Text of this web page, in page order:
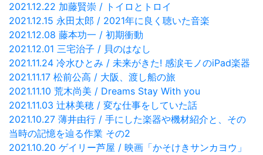
2021.12.22 加藤賢崇 / トイロとトロイ
2021.12.15 永田太郎 / 2021年に良く聴いた音楽
2021.12.08 藤本功一 / 初期衝動
2021.12.01 三宅治子 / 貝のはなし
2021.11.24 冷水ひとみ / 未来がきた! 感涙モノのiPad楽器
2021.11.17 松前公高 / 大阪、渡し船の旅
2021.11.10 荒木尚美 / Dreams Stay With you
2021.11.03 辻林美穂 / 変な仕事をしていた話
2021.10.27 薄井由行 / 手にした楽器や機材紹介と、その
当時の記憶を辿る作業 その2
2021.10.20 ゲイリー芦屋 / 映画「かそけきサンカヨウ」